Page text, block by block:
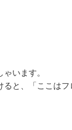
います。
と、「ここは